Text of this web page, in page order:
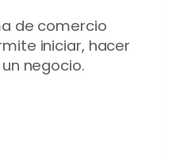
de comercio
iniciar, hacer
negocio.